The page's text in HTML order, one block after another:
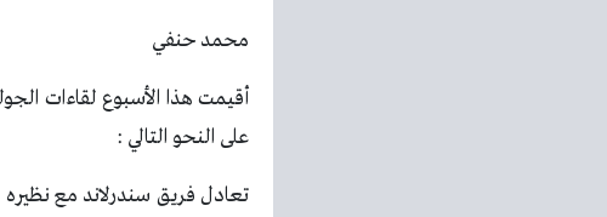
محمد حنفي
على النحو التالي :